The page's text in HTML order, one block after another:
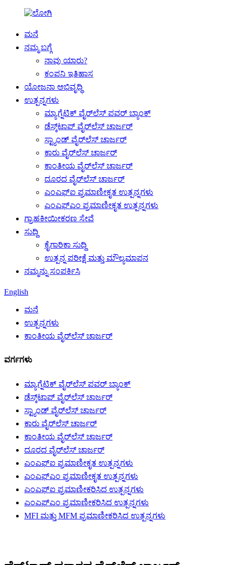
ಮನೆ
ನಮ್ಮ ಬಗ್ಗೆ
ನಾವು ಯಾರು?
ಕಂಪನಿ ಇತಿಹಾಸ
ಯೋಜನಾ ಅಭಿವೃದ್ಧಿ
ಉತ್ಪನ್ನಗಳು
ಮ್ಯಾಗ್ನೆಟಿಕ್ ವೈರ್‌ಲೆಸ್ ಪವರ್ ಬ್ಯಾಂಕ್
ಡೆಸ್ಕ್‌ಟಾಪ್ ವೈರ್‌ಲೆಸ್ ಚಾರ್ಜರ್
ಸ್ಟ್ಯಾಂಡ್ ವೈರ್‌ಲೆಸ್ ಚಾರ್ಜರ್
ಕಾರು ವೈರ್‌ಲೆಸ್ ಚಾರ್ಜರ್
ಕಾಂತೀಯ ವೈರ್‌ಲೆಸ್ ಚಾರ್ಜರ್
ದೂರದ ವೈರ್‌ಲೆಸ್ ಚಾರ್ಜರ್
ಎಂಎಫ್‌ಐ ಪ್ರಮಾಣೀಕೃತ ಉತ್ಪನ್ನಗಳು
ಎಂಎಫ್‌ಎಂ ಪ್ರಮಾಣೀಕೃತ ಉತ್ಪನ್ನಗಳು
ಗ್ರಾಹಕೀಯೀಕರಣ ಸೇವೆ
ಸುದ್ದಿ
ಕೈಗಾರಿಕಾ ಸುದ್ದಿ
ಉತ್ಪನ್ನ ಪರೀಕ್ಷೆ ಮತ್ತು ಮೌಲ್ಯಮಾಪನ
ನಮ್ಮನ್ನು ಸಂಪರ್ಕಿಸಿ
English
ಮನೆ
ಉತ್ಪನ್ನಗಳು
ಕಾಂತೀಯ ವೈರ್‌ಲೆಸ್ ಚಾರ್ಜರ್
ವರ್ಗಗಳು
ಮ್ಯಾಗ್ನೆಟಿಕ್ ವೈರ್‌ಲೆಸ್ ಪವರ್ ಬ್ಯಾಂಕ್
ಡೆಸ್ಕ್‌ಟಾಪ್ ವೈರ್‌ಲೆಸ್ ಚಾರ್ಜರ್
ಸ್ಟ್ಯಾಂಡ್ ವೈರ್‌ಲೆಸ್ ಚಾರ್ಜರ್
ಕಾರು ವೈರ್‌ಲೆಸ್ ಚಾರ್ಜರ್
ಕಾಂತೀಯ ವೈರ್‌ಲೆಸ್ ಚಾರ್ಜರ್
ದೂರದ ವೈರ್‌ಲೆಸ್ ಚಾರ್ಜರ್
ಎಂಎಫ್‌ಐ ಪ್ರಮಾಣೀಕೃತ ಉತ್ಪನ್ನಗಳು
ಎಂಎಫ್‌ಎಂ ಪ್ರಮಾಣೀಕೃತ ಉತ್ಪನ್ನಗಳು
ಎಂಎಫ್‌ಐ ಪ್ರಮಾಣೀಕರಿಸಿದ ಉತ್ಪನ್ನಗಳು
ಎಂಎಫ್‌ಎಂ ಪ್ರಮಾಣೀಕರಿಸಿದ ಉತ್ಪನ್ನಗಳು
MFI ಮತ್ತು MFM ಪ್ರಮಾಣೀಕರಿಸಿದ ಉತ್ಪನ್ನಗಳು